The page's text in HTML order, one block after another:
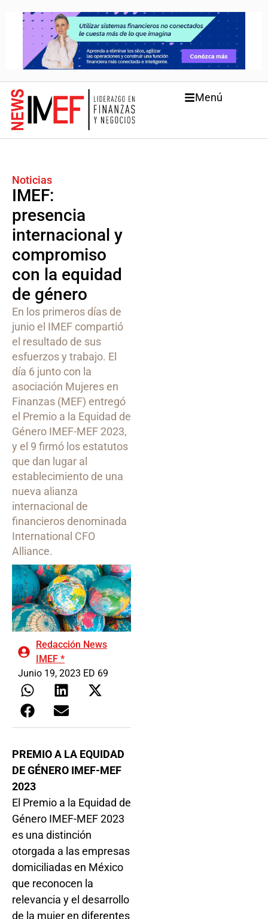
Menú
Noticias
IMEF:
presencia
internacional y
compromiso
con la equidad
de género
En los primeros días de
junio el IMEF compartió
el resultado de sus
esfuerzos y trabajo. El
día 6 junto con la
asociación Mujeres en
Finanzas (MEF) entregó
el Premio a la Equidad de
Género IMEF-MEF 2023,
y el 9 firmó los estatutos
que dan lugar al
establecimiento de una
nueva alianza
internacional de
financieros denominada
International CFO
Alliance.
Redacción News
IMEF *
Junio 19, 2023 ED 69
PREMIO A LA EQUIDAD
DE GÉNERO IMEF-MEF
2023
El Premio a la Equidad de
Género IMEF-MEF 2023
es una distinción
otorgada a las empresas
domiciliadas en México
que reconocen la
relevancia y el desarrollo
de la mujer en diferentes